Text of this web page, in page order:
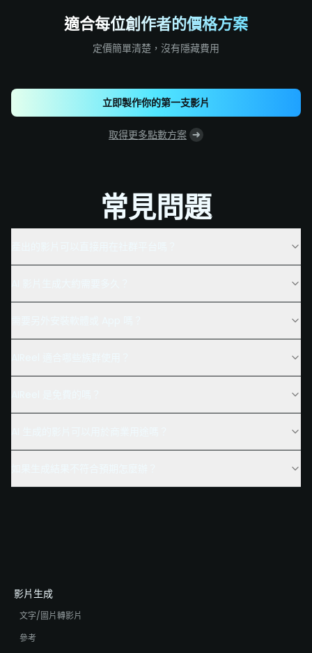
適合每位創作者的價格方案
定價簡單清楚，沒有隱藏費用
立即製作你的第一支影片
取得更多點數方案
常見問題
影片生成
文字/圖片轉影片
參考